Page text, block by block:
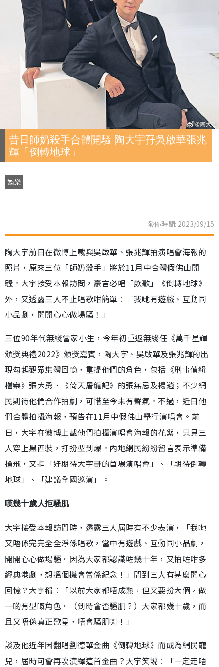
昔日師奶殺手合體開騷 陶大宇孖吳啟華張兆
輝「倒轉地球」
娛樂
發佈時間: 2023/09/15
陶大宇前日在微博上載與吳啟華、張兆輝拍演唱會海報的
照片，原來三位「師奶殺手」將於11月中合體假佛山開
騷。大宇接受本報訪問，豪言必唱「飲歌」《倒轉地球》
外，又透露三人不止唱歌咁簡單︰「我哋有遊戲、互動同
小品劇，開開心心做場騷！」
三位90年代無綫當家小生，今年初重返無綫任《萬千星輝
頒獎典禮2022》頒獎嘉賓，陶大宇、吳啟華及張兆輝的出
現勾起觀眾集體回憶，重提他們的角色，包括《刑事偵緝
檔案》張大勇、《倚天屠龍記》的張無忌及楊逍；不少網
民期待他們合作拍劇，可惜至今未有聲氣。不過，近日他
們合體拍攝海報，預告在11月中假佛山舉行演唱會。前
日，大宇在微博上載他們拍攝演唱會海報的花絮，只見三
人穿上黑西裝，打扮型到爆。內地網民紛紛留言表示準備
搶飛，又指「好期待大宇哥的首場演唱會」、「期待倒轉
地球」、「建議全國巡演」。
嘆幾十歲人拒騷肌
大宇接受本報訪問時，透露三人屆時有不少表演，「我哋
又唔係完完全全淨係唱歌，當中有遊戲、互動同小品劇，
開開心心做場騷。因為大家都認識咗幾十年，又拍咗咁多
經典港劇，想搵個機會當係紀念！」問到三人有甚麼開心
回憶？大宇稱︰「以前大家都唔成熟，但又要扮大個，做
一啲有型嘅角色。（到時會否騷肌？）大家都幾十歲，而
且又唔係真正歌星，唔會騷肌喇！」
談及他近年因翻唱劉德華金曲《倒轉地球》而成為網民寵
兒，屆時可會再次演繹這首金曲？大宇笑說︰「一定走唔